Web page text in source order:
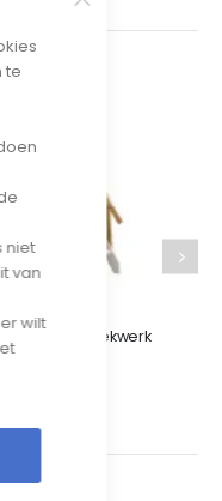
te
niet
van
wilt
met hekwerk